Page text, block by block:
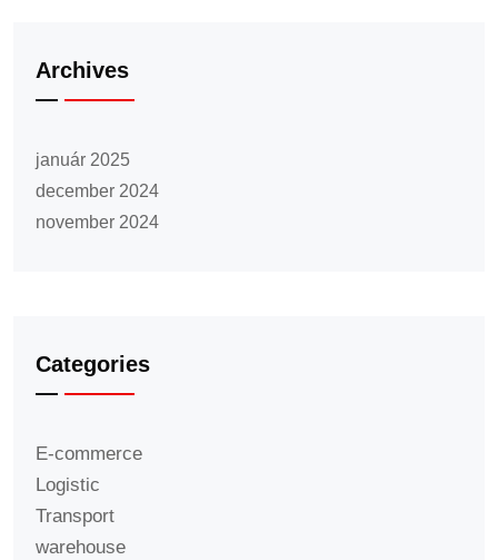
Archives
január 2025
december 2024
november 2024
Categories
E-commerce
Logistic
Transport
warehouse